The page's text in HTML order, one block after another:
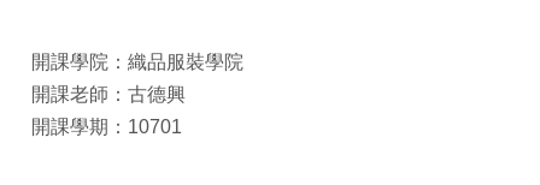
開課學院：織品服裝學院
開課老師：古德興
開課學期：10701